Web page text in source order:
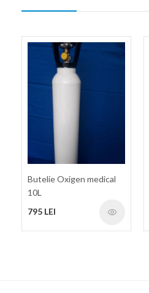
Butelie Oxigen medical
10L
795 LEI